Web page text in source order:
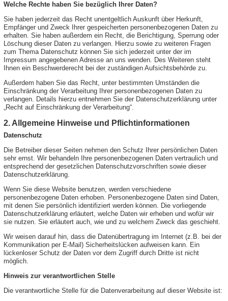
Welche Rechte haben Sie bezüglich Ihrer Daten?
Sie haben jederzeit das Recht unentgeltlich Auskunft über Herkunft,
Empfänger und Zweck Ihrer gespeicherten personenbezogenen Daten zu
erhalten. Sie haben außerdem ein Recht, die Berichtigung, Sperrung oder
Löschung dieser Daten zu verlangen. Hierzu sowie zu weiteren Fragen
zum Thema Datenschutz können Sie sich jederzeit unter der im
Impressum angegebenen Adresse an uns wenden. Des Weiteren steht
Ihnen ein Beschwerderecht bei der zuständigen Aufsichtsbehörde zu.
Außerdem haben Sie das Recht, unter bestimmten Umständen die
Einschränkung der Verarbeitung Ihrer personenbezogenen Daten zu
verlangen. Details hierzu entnehmen Sie der Datenschutzerklärung unter
„Recht auf Einschränkung der Verarbeitung“.
2. Allgemeine Hinweise und Pflichtinformationen
Datenschutz
Die Betreiber dieser Seiten nehmen den Schutz Ihrer persönlichen Daten
sehr ernst. Wir behandeln Ihre personenbezogenen Daten vertraulich und
entsprechend der gesetzlichen Datenschutzvorschriften sowie dieser
Datenschutzerklärung.
Wenn Sie diese Website benutzen, werden verschiedene
personenbezogene Daten erhoben. Personenbezogene Daten sind Daten,
mit denen Sie persönlich identifiziert werden können. Die vorliegende
Datenschutzerklärung erläutert, welche Daten wir erheben und wofür wir
sie nutzen. Sie erläutert auch, wie und zu welchem Zweck das geschieht.
Wir weisen darauf hin, dass die Datenübertragung im Internet (z.B. bei der
Kommunikation per E-Mail) Sicherheitslücken aufweisen kann. Ein
lückenloser Schutz der Daten vor dem Zugriff durch Dritte ist nicht
möglich.
Hinweis zur verantwortlichen Stelle
Die verantwortliche Stelle für die Datenverarbeitung auf dieser Website ist: